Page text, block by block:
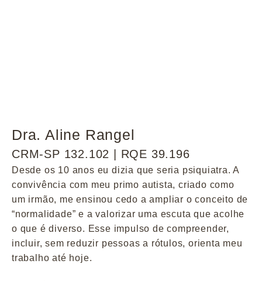
Dra. Aline Rangel
CRM-SP 132.102 | RQE 39.196
Desde os 10 anos eu dizia que seria psiquiatra. A
convivência com meu primo autista, criado como
um irmão, me ensinou cedo a ampliar o conceito de
“normalidade” e a valorizar uma escuta que acolhe
o que é diverso. Esse impulso de compreender,
incluir, sem reduzir pessoas a rótulos, orienta meu
trabalho até hoje.